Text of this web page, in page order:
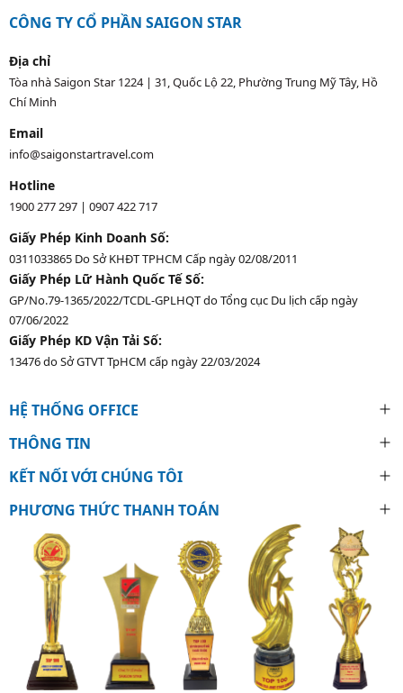
CÔNG TY CỔ PHẦN SAIGON STAR
Địa chỉ
Tòa nhà Saigon Star 1224 | 31, Quốc Lộ 22, Phường Trung Mỹ Tây, Hồ
Chí Minh
Email
info@saigonstartravel.com
Hotline
1900 277 297 | 0907 422 717
Giấy Phép Kinh Doanh Số:
0311033865 Do Sở KHĐT TPHCM Cấp ngày 02/08/2011
Giấy Phép Lữ Hành Quốc Tế Số:
GP/No.79-1365/2022/TCDL-GPLHQT do Tổng cục Du lịch cấp ngày
07/06/2022
Giấy Phép KD Vận Tải Số:
13476 do Sở GTVT TpHCM cấp ngày 22/03/2024
HỆ THỐNG OFFICE
THÔNG TIN
KẾT NỐI VỚI CHÚNG TÔI
PHƯƠNG THỨC THANH TOÁN